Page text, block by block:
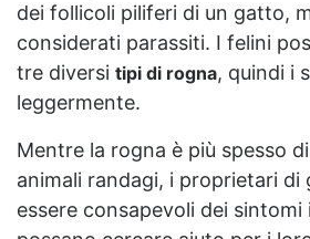
dei follicoli piliferi di un gatto,
considerati parassiti. I felini
tre diversi tipi di rogna, quindi i
leggermente.
Mentre la rogna è più spesso
animali randagi, i proprietari
essere consapevoli dei